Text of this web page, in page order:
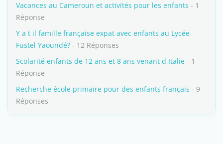
Vacances au Cameroun et activités pour les enfants - 1
Réponse
Y a t il famille française expat avec enfants au Lycée
Fustel Yaoundé? - 12 Réponses
Scolarité enfants de 12 ans et 8 ans venant d,Italie - 1
Réponse
Recherche école primaire pour des enfants français - 9
Réponses